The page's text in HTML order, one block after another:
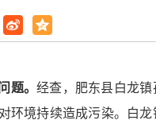
题。经查，肥东县白龙
环境持续造成污染。白